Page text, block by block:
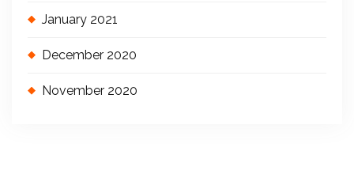
January 2021
December 2020
November 2020